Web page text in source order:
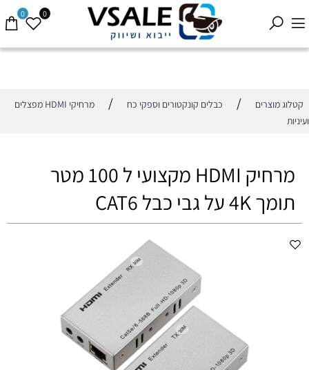
0 0
קטלוג מוצרים / כבלים קונקטורים וספקי כח /
מרחיקי HDMI מפצלים
ועיניות
מרחיק HDMI מקצועי ל 100 מטר
תומך 4K על גבי כבל CAT6